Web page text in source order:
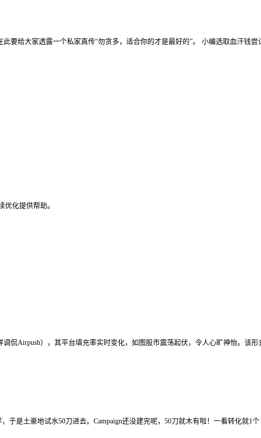
要给大家透露一个私家真传“勿贪多，适合你的才是最好的”。 小编选取血汗钱尝
优化提供帮助。
侃Airpush），其平台填充率实时变化，如图股市震荡起伏，令人心旷神怡。该
于是土豪地试水50刀进去。Campaign还没建完呢，50刀就木有啦！一看转化就1